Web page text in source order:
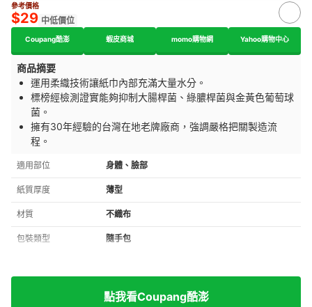
參考價格
$29 中低價位
Coupang酷澎 蝦皮商城 momo購物網 Yahoo購物中心
商品摘要
運用柔織技術讓紙巾內部充滿大量水分。
標榜經檢測證實能夠抑制大腸桿菌、綠膿桿菌與金黃色葡萄球
菌。
擁有30年經驗的台灣在地老牌廠商，強調嚴格把關製造流
程。
適用部位 身體、臉部
紙質厚度 薄型
材質 不織布
包裝類型 隨手包
點我看Coupang酷澎